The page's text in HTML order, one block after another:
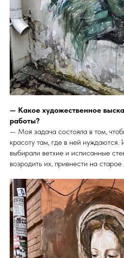
— Какое художественное
работы?
— Моя задача состояла в том,
красоту там, где в ней
выбирали ветхие и исписанные
возродить их, привнести на